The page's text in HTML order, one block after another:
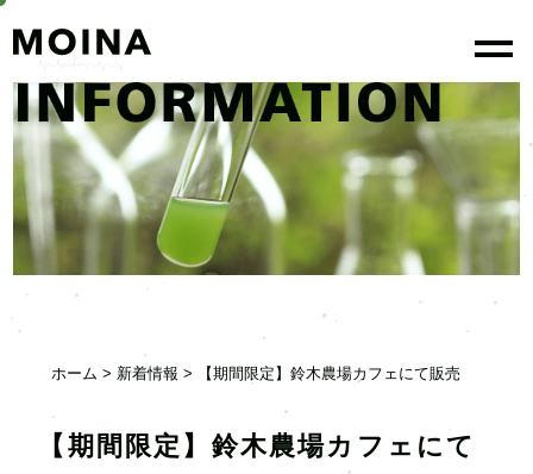
ホーム > 新着情報 > 【期間限定】鈴木農場カフェにて販売
【期間限定】鈴木農場カフェにて